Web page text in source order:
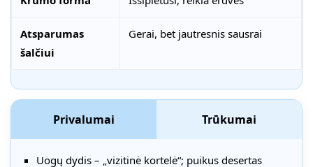
Atsparumas
šalčiui
Gerai, bet jautresnis sausrai
Privalumai Trūkumai
Uogų dydis – „vizitinė kortelė“; puikus desertas